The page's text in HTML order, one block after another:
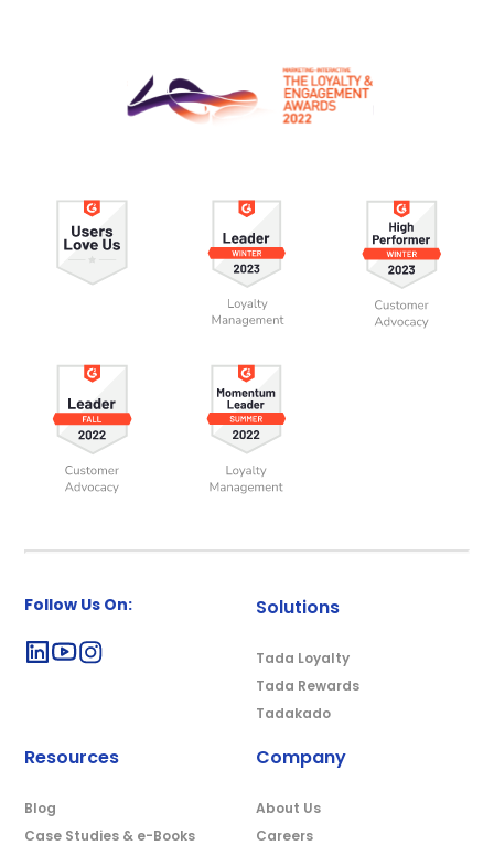
Follow Us On: Solutions
Tada Loyalty
Tada Rewards
Tadakado
Resources
Blog
Case Studies & e-Books
Company
About Us
Careers